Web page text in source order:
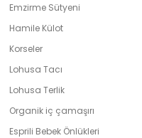
Emzirme Sütyeni
Hamile Külot
Korseler
Lohusa Tacı
Lohusa Terlik
Organik iç çamaşırı
Esprili Bebek Önlükleri